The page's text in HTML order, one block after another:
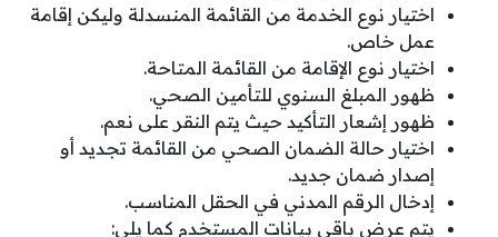
اختيار نوع الخدمة من القائمة المنسدلة وليكن إقامة
عمل خاص.
اختيار نوع الإقامة من القائمة المتاحة.
ظهور المبلغ السنوي للتأمين الصحي.
ظهور إشعار التأكيد حيث يتم النقر على نعم.
اختيار حالة الضمان الصحي من القائمة تجديد أو
إصدار ضمان جديد.
إدخال الرقم المدني في الحقل المناسب.
يتم عرض باقي بيانات المستخدم كما يلي: